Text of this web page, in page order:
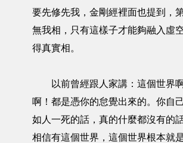
要先修先我，金剛經裡面也提到，
無我相，只有這樣子才能夠融入虛
得真實相。
以前曾經跟人家講：這個世界
啊！都是憑你的怠覺出來的。你自
如人一死的話，真的什麼都沒有的
相信有這個世界，這個世界根本就